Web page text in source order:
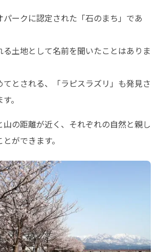
パークに認定された「石のまち」であ
る土地として名前を聞いたことはありま
とされる、「ラピスラズリ」も発見さ
。
の距離が近く、それぞれの自然と親し
ができます。